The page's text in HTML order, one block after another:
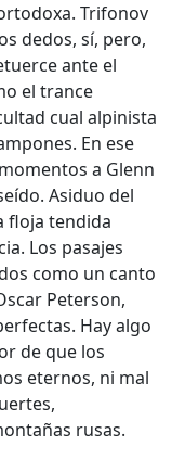
Trifonov
dedos, sí, pero,
ante el
el trance
cual alpinista
En ese
a Glenn
Asiduo del
floja tendida
Los pasajes
como un canto
Peterson,
Hay algo
de que los
eternos, ni mal
rusas.